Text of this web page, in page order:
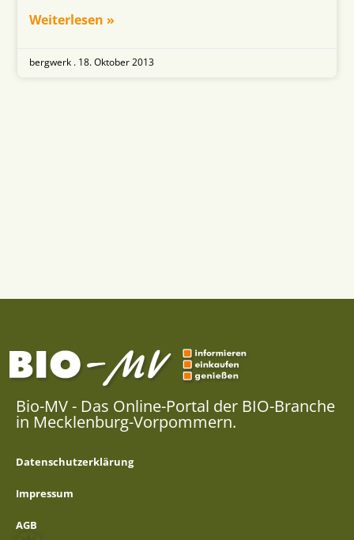
Weiterlesen »
bergwerk . 18. Oktober 2013
Bio-MV - Das Online-Portal der BIO-Branche
in Mecklenburg-Vorpommern.
Datenschutzerklärung
Impressum
AGB